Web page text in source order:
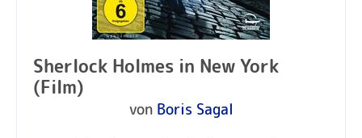
Sherlock Holmes in New York
(Film)
von Boris Sagal